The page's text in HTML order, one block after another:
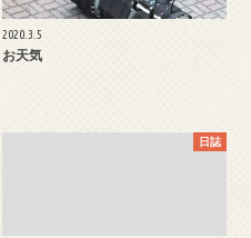
2020.3.5
お天気
日誌